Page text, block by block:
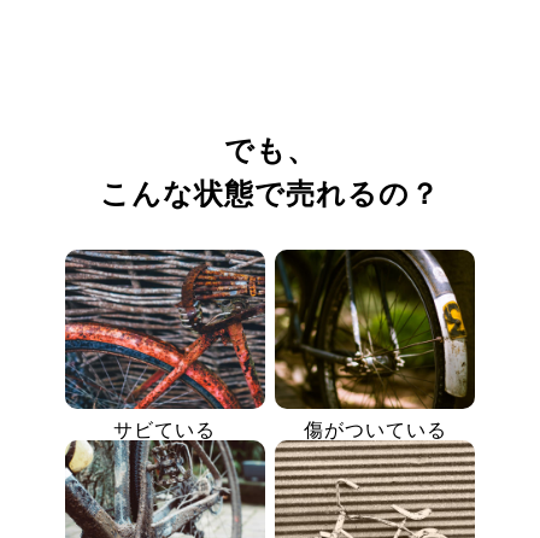
でも、
こんな状態で売れるの？
サビている 傷がついている